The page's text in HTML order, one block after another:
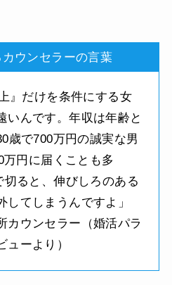
ウンセラーの言葉
』だけを条件にする女
いんです。年収は年齢と
歳で700万円の誠実な男
円に届くことも多
切ると、伸びしろのある
してしまうんですよ」
ウンセラー（婚活パラ
ューより）